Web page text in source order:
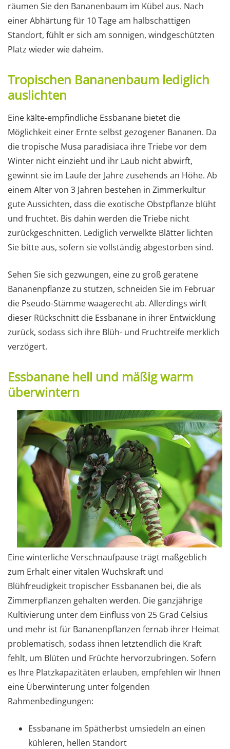
räumen Sie den Bananenbaum im Kübel aus. Nach
einer Abhärtung für 10 Tage am halbschattigen
Standort, fühlt er sich am sonnigen, windgeschützten
Platz wieder wie daheim.
Tropischen Bananenbaum lediglich
auslichten
Eine kälte-empfindliche Essbanane bietet die
Möglichkeit einer Ernte selbst gezogener Bananen. Da
die tropische Musa paradisiaca ihre Triebe vor dem
Winter nicht einzieht und ihr Laub nicht abwirft,
gewinnt sie im Laufe der Jahre zusehends an Höhe. Ab
einem Alter von 3 Jahren bestehen in Zimmerkultur
gute Aussichten, dass die exotische Obstpflanze blüht
und fruchtet. Bis dahin werden die Triebe nicht
zurückgeschnitten. Lediglich verwelkte Blätter lichten
Sie bitte aus, sofern sie vollständig abgestorben sind.
Sehen Sie sich gezwungen, eine zu groß geratene
Bananenpflanze zu stutzen, schneiden Sie im Februar
die Pseudo-Stämme waagerecht ab. Allerdings wirft
dieser Rückschnitt die Essbanane in ihrer Entwicklung
zurück, sodass sich ihre Blüh- und Fruchtreife merklich
verzögert.
Essbanane hell und mäßig warm
überwintern
Eine winterliche Verschnaufpause trägt maßgeblich
zum Erhalt einer vitalen Wuchskraft und
Blühfreudigkeit tropischer Essbananen bei, die als
Zimmerpflanzen gehalten werden. Die ganzjährige
Kultivierung unter dem Einfluss von 25 Grad Celsius
und mehr ist für Bananenpflanzen fernab ihrer Heimat
problematisch, sodass ihnen letztendlich die Kraft
fehlt, um Blüten und Früchte hervorzubringen. Sofern
es Ihre Platzkapazitäten erlauben, empfehlen wir Ihnen
eine Überwinterung unter folgenden
Rahmenbedingungen:
Essbanane im Spätherbst umsiedeln an einen
kühleren, hellen Standort